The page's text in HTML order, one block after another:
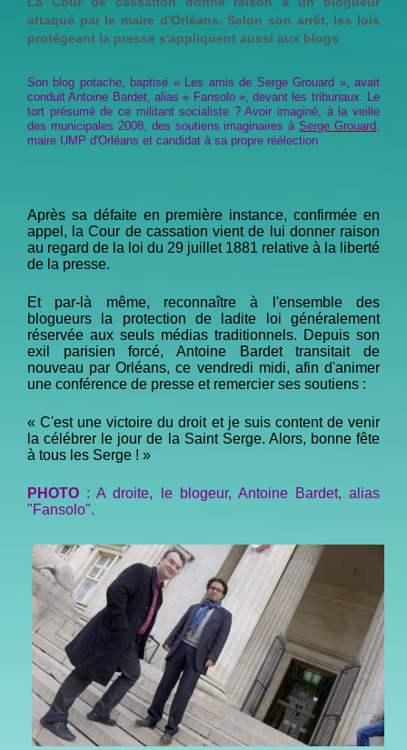
attaqué par le maire d'Orléans. Selon son arrêt, les lois
protégeant la presse s'appliquent aussi aux blogs
Son blog potache, baptisé « Les amis de Serge Grouard », avait
conduit Antoine Bardet, alias « Fansolo », devant les tribunaux. Le
tort présumé de ce militant socialiste ? Avoir imaginé, à la veille
des municipales 2008, des soutiens imaginaires àSerge Grouard
maire UMP d'Orléans et candidat à sa propre réélection
Après sa défaite en première instance, confirmée en
appel, la Cour de cassation vient de lui donner raison
au regard de la loi du 29 juillet 1881 relative à la liberté
de la presse.
Et par-là même, reconnaître à l'ensemble des
blogueurs la protection de ladite loi généralement
réservée aux seuls médias traditionnels. Depuis son
exil parisien forcé, Antoine Bardet transitait de
nouveau par Orléans, ce vendredi midi, afin d'animer
une conférence de presse et remercier ses soutiens :
« C'est une victoire du droit et je suis content de venir
la célébrer le jour de la Saint Serge. Alors, bonne fête
à tous les Serge ! »
PHOTO : A droite, le blogeur, Antoine Bardet, alias
"Fansolo".